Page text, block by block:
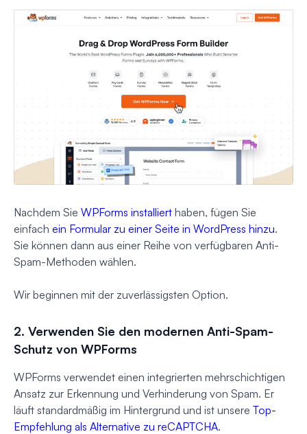
Nachdem Sie WPForms installiert haben, fügen Sie
einfach ein Formular zu einer Seite in WordPress hinzu.
Sie können dann aus einer Reihe von verfügbaren Anti-
Spam-Methoden wählen.
Wir beginnen mit der zuverlässigsten Option.
2. Verwenden Sie den modernen Anti-Spam-
Schutz von WPForms
WPForms verwendet einen integrierten mehrschichtigen
Ansatz zur Erkennung und Verhinderung von Spam. Er
läuft standardmäßig im Hintergrund und ist unsere Top-
Empfehlung als Alternative zu reCAPTCHA.